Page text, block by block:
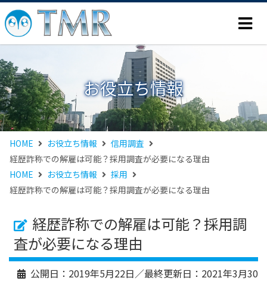
お役立ち情報
HOME お役立ち情報
信用調査
経歴詐称での解雇は可能？採用調査が必要になる理由
HOME
お役立ち情報
採用
経歴詐称での解雇は可能？採用調査が必要になる理由
経歴詐称での解雇は可能？採用調
査が必要になる理由
公開日： 2019年5月22日／最終更新日： 2021年3月30